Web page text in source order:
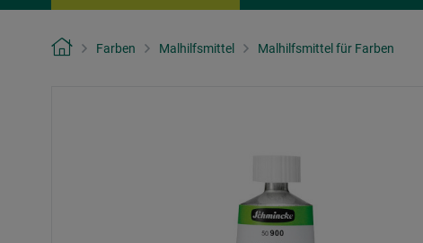
Farben Malhilfsmittel Malhilfsmittel für Farben